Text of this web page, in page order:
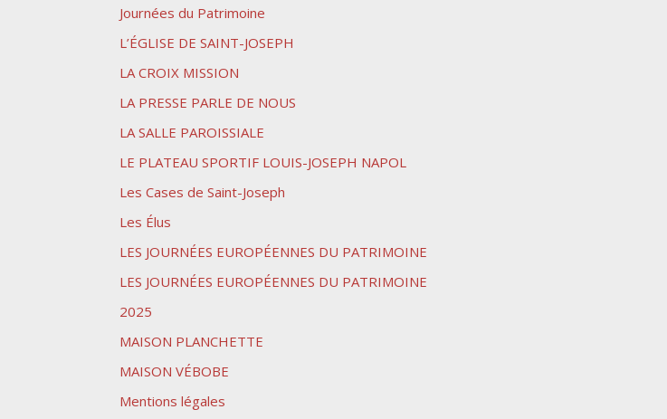
Journées du Patrimoine
L’ÉGLISE DE SAINT-JOSEPH
LA CROIX MISSION
LA PRESSE PARLE DE NOUS
LA SALLE PAROISSIALE
LE PLATEAU SPORTIF LOUIS-JOSEPH NAPOL
Les Cases de Saint-Joseph
Les Élus
LES JOURNÉES EUROPÉENNES DU PATRIMOINE
LES JOURNÉES EUROPÉENNES DU PATRIMOINE
2025
MAISON PLANCHETTE
MAISON VÉBOBE
Mentions légales